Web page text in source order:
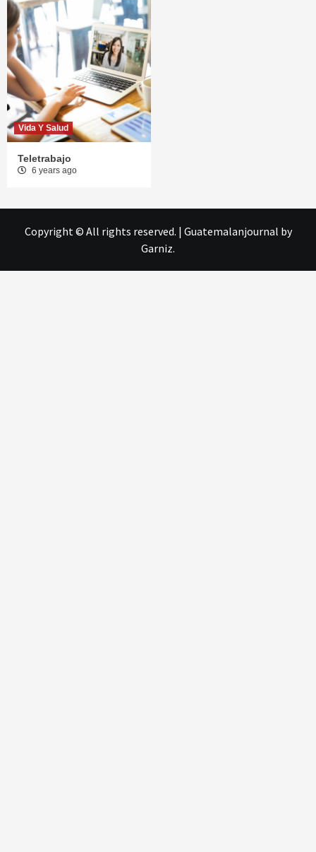
Vida Y Salud
Teletrabajo
6 years ago
Copyright © All rights reserved. | Guatemalanjournal by
Garniz.